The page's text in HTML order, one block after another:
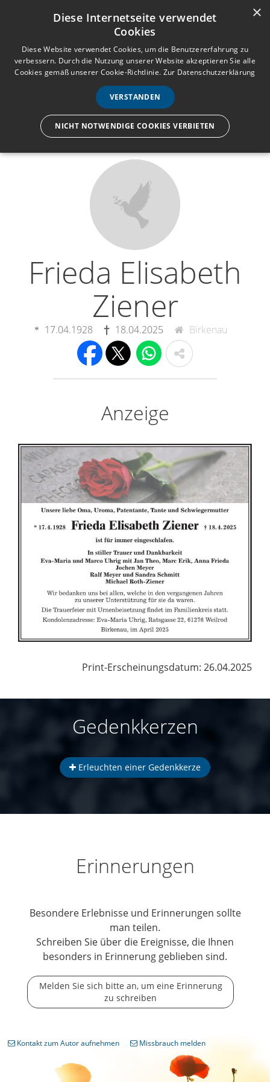
Anmelden Registrieren
e
n
ü
Wir lassen nur die Hand los,
Frieda Elisabeth
Ziener
17.04.1928 18.04.2025 Birkenau
Anzeige
Print-Erscheinungsdatum: 26.04.2025
Gedenkkerzen
Erleuchten einer Gedenkkerze
Erinnerungen
Besondere Erlebnisse und Erinnerungen sollte
man teilen.
Schreiben Sie über die Ereignisse, die Ihnen
besonders in Erinnerung geblieben sind.
Melden Sie sich bitte an, um eine Erinnerung
zu schreiben
Kontakt zum Autor aufnehmen Missbrauch melden
×
Diese Internetseite verwendet
Cookies
Diese Website verwendet Cookies, um die Benutzererfahrung zu
verbessern. Durch die Nutzung unserer Website akzeptieren Sie alle
Cookies gemäß unserer Cookie-Richtlinie. Zur Datenschutzerklärung
VERSTANDEN
NICHT NOTWENDIGE COOKIES VERBIETEN